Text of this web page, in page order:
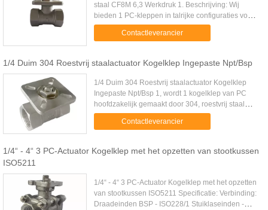
staal CF8M 6,3 Werkdruk 1. Beschrijving: Wij
bieden 1 PC-kleppen in talrijke configuraties voor
zware industriële en hoge druk hydraulische
toepassingen in aan ...
Contactleverancier
1/4 Duim 304 Roestvrij staalactuator Kogelklep Ingepaste Npt/Bsp
1/4 Duim 304 Roestvrij staalactuator Kogelklep
Ingepaste Npt/Bsp 1, wordt 1 kogelklep van PC
hoofdzakelijk gemaakt door 304, roestvrij staal
316. Andere roestvrije materialen zijn ook
beschikbaar. 2, de ...
Contactleverancier
1/4“ - 4“ 3 PC-Actuator Kogelklep met het opzetten van stootkussen
ISO5211
1/4“ - 4“ 3 PC-Actuator Kogelklep met het opzetten
van stootkussen ISO5211 Specificatie: Verbinding:
Draadeinden BSP - ISO228/1 Stuiklaseinden -